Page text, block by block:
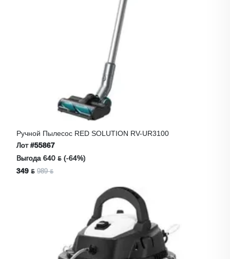
Ручной Пылесос RED SOLUTION RV-UR3100
Лот#55867
Выгода 640 ƃ (-64%)
349 ƃ 989 ƃ